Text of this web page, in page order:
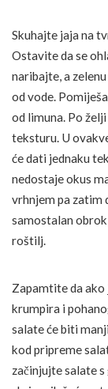
Skuhajte jaja na
Ostavite da se
naribajte, a
od vode.
od limuna. Po
teksturu. U
će dati jednaku
nedostaje okus
vrhnjem pa zatim
samostalan
roštilj.
Zapamtite da ako
krumpira i
salate će biti
kod pripreme
začinjujte salate